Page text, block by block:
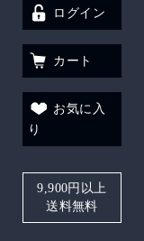
ログイン
カート
お気に入
り
9,900円以上
送料無料